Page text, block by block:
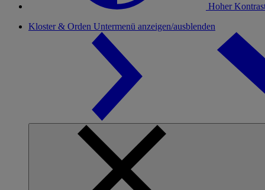
Hoher
Kloster & Orden Untermenü anzeigen/ausblenden